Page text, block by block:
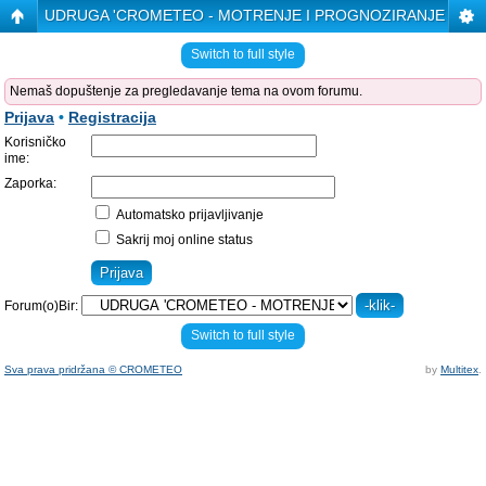
UDRUGA 'CROMETEO - MOTRENJE I PROGNOZIRANJE
Switch to full style
Nemaš dopuštenje za pregledavanje tema na ovom forumu.
Prijava • Registracija
Korisničko
ime:
Zaporka:
Automatsko prijavljivanje
Sakrij moj online status
Forum(o)Bir:
Switch to full style
Sva prava pridržana © CROMETEO by Multitex